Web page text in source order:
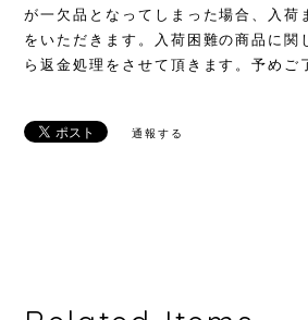
が一欠品となってしまった場合、入荷
をいただきます。入荷困難の商品に関
ら返金処理をさせて頂きます。予めご
通報する